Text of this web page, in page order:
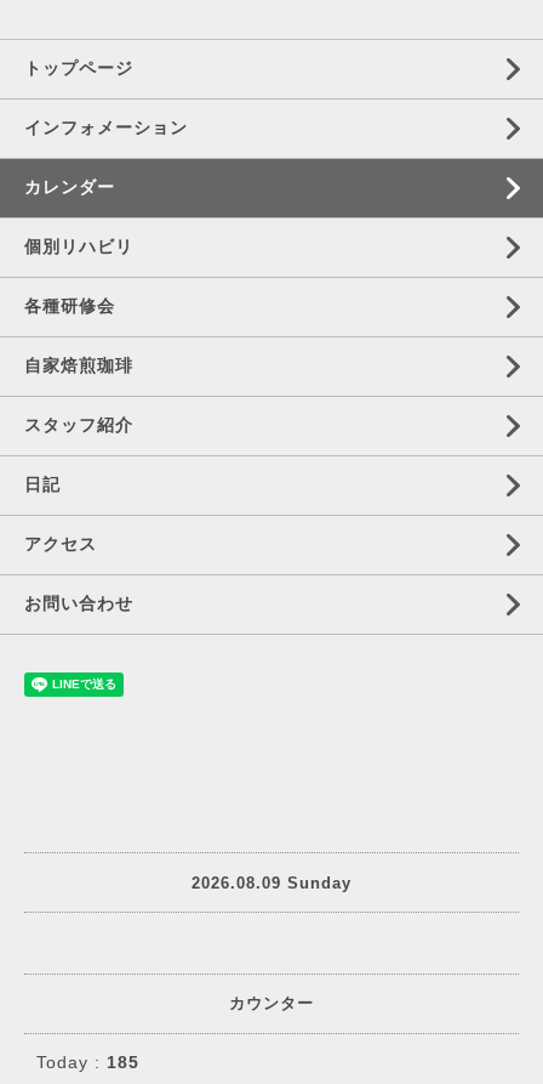
トップページ
インフォメーション
カレンダー
個別リハビリ
各種研修会
自家焙煎珈琲
スタッフ紹介
日記
アクセス
お問い合わせ
2026.08.09 Sunday
カウンター
Today : 185